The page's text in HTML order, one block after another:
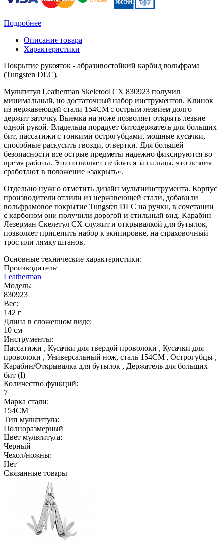
Подробнее
Описание товара
Характеристики
Покрытие рукояток - абразивостойкий карбид вольфрама
(Tungsten DLC).
Мультитул Leatherman Skeletool CX 830923 получил
минимальный, но достаточный набор инструментов. Клинок
из нержавеющей стали 154СМ с острым лезвием долго
держит заточку. Выемка на ноже позволяет открыть лезвие
одной рукой. Владельца порадует битодержатель для больших
бит, пассатижи с тонкими острогубцами, мощные кусачки,
способные раскусить гвозди, отвертки. Для большей
безопасности все острые предметы надежно фиксируются во
время работы. Это позволяет не боятся за пальцы, что лезвия
сработают в положение «закрыть».
Отдельно нужно отметить дизайн мультиинструмента. Корпус
производители отлили из нержавеющей стали, добавили
вольфрамовое покрытие Tungsten DLC на ручки, в сочетании
с карбоном они получили дорогой и стильный вид. Карабин
Лезерман Скелетул СХ служит и открывалкой для бутылок,
позволяет прицепить набор к экипировке, на страховочный
трос или лямку штанов.
Основные технические характеристики:
Производитель:
Leatherman
Модель:
830923
Вес:
142 г
Длина в сложенном виде:
10 см
Инструменты:
Пассатижи , Кусачки для твердой проволоки , Кусачки для
проволоки , Универсальный нож, сталь 154СМ , Острогубцы ,
Карабин/Открывалка для бутылок , Держатель для больших
бит (I)
Количество функций:
7
Марка стали:
154CM
Тип мультитула:
Полноразмерный
Цвет мультитула:
Черный
Чехол/ножны:
Нет
Связанные товары